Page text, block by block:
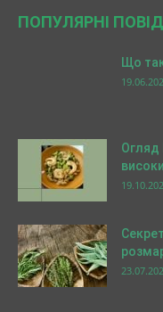
ПОПУЛЯРНІ
Що
Огляд